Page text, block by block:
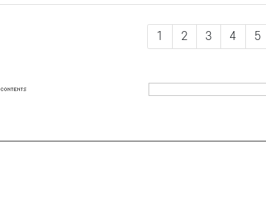
1 2 3 4 5